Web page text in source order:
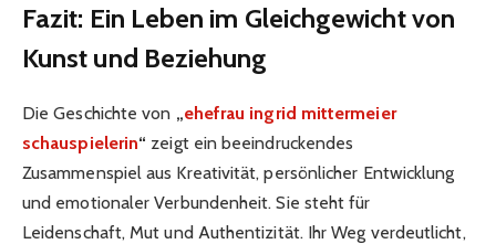
Fazit: Ein Leben im Gleichgewicht von
Kunst und Beziehung
Die Geschichte von „ehefrau ingrid mittermeier
schauspielerin“ zeigt ein beeindruckendes
Zusammenspiel aus Kreativität, persönlicher Entwicklung
und emotionaler Verbundenheit. Sie steht für
Leidenschaft, Mut und Authentizität. Ihr Weg verdeutlicht,